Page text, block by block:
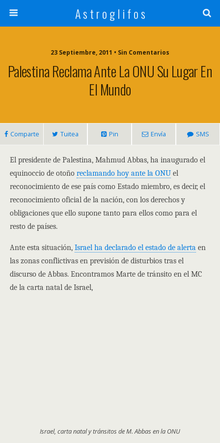
A s t r o g l i f o s
23 Septiembre, 2011 • Sin Comentarios
Palestina Reclama Ante La ONU Su Lugar En
El Mundo
Comparte Tuitea Pin Envía SMS
El presidente de Palestina, Mahmud Abbas, ha inaugurado el
equinoccio de otoño reclamando hoy ante la ONU el
reconocimiento de ese país como Estado miembro, es decir, el
reconocimiento oficial de la nación, con los derechos y
obligaciones que ello supone tanto para ellos como para el
resto de países.
Ante esta situación, Israel ha declarado el estado de alerta en
las zonas conflictivas en previsión de disturbios tras el
discurso de Abbas. Encontramos Marte de tránsito en el MC
de la carta natal de Israel,
Israel, carta natal y tránsitos de M. Abbas en la ONU